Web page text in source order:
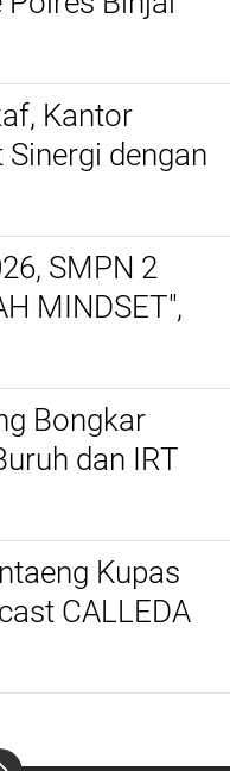
Kantor
dengan
SMPN 2
MINDSET",
Kreatif
Bongkar
dan IRT
Kupas
CALLEDA
Layanan